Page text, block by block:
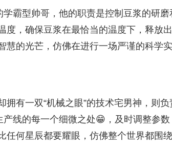
学霸型帅哥，他的职责是控制豆浆的研
度，确保豆浆在最恰当的温度下，释放
慧的光芒，仿佛在进行一场严谨的科学
拥有一双“机械之眼”的技术宅男神，则
产线的每一个细微之处😁，及时调整参
何星辰都要耀眼，仿佛整个世界都围